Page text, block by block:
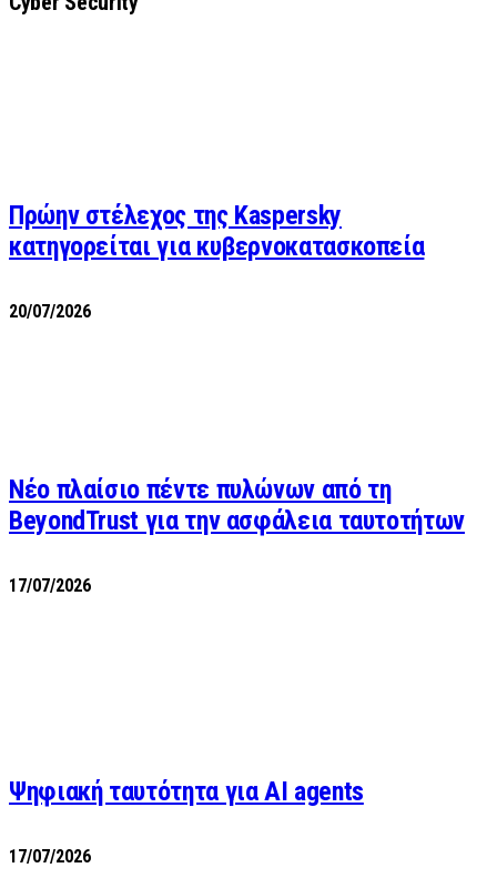
Πρώην στέλεχος της Kaspersky
κατηγορείται για κυβερνοκατασκοπεία
20/07/2026
Νέο πλαίσιο πέντε πυλώνων από τη
BeyondTrust για την ασφάλεια ταυτοτήτων
17/07/2026
Ψηφιακή ταυτότητα για AI agents
17/07/2026